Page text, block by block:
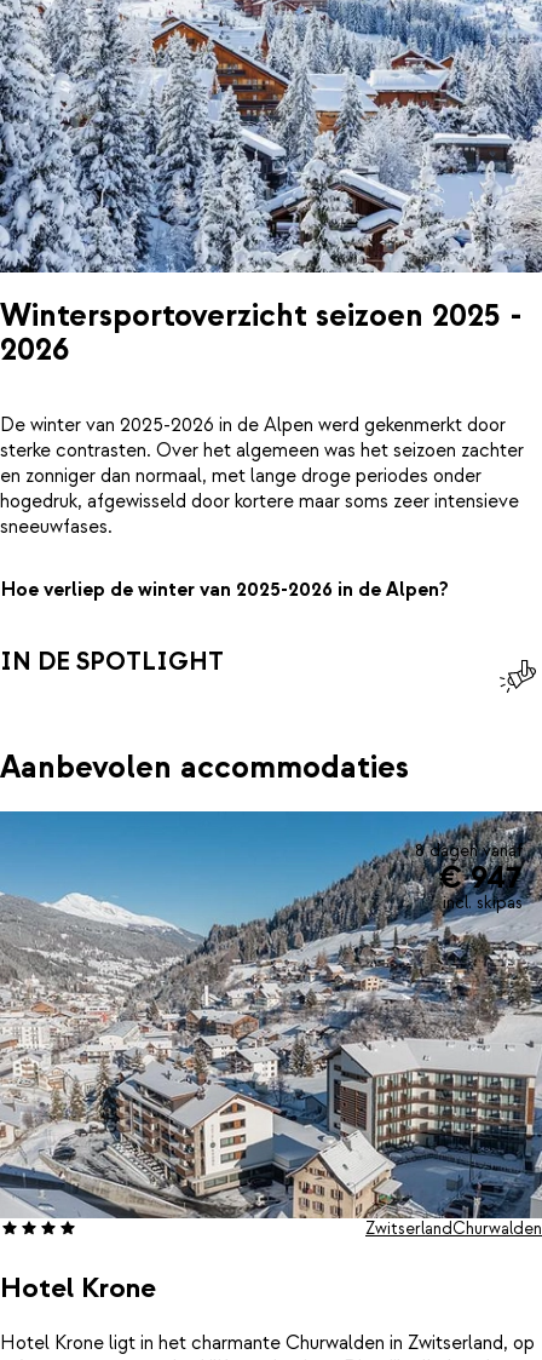
Wintersportoverzicht seizoen 2025 -
2026
De winter van 2025-2026 in de Alpen werd gekenmerkt door
sterke contrasten. Over het algemeen was het seizoen zachter
en zonniger dan normaal, met lange droge periodes onder
hogedruk, afgewisseld door kortere maar soms zeer intensieve
sneeuwfases.
Hoe verliep de winter van 2025-2026 in de Alpen?
IN DE SPOTLIGHT
Aanbevolen accommodaties
8 dagen vanaf
€ 947
incl. skipas
Hotel Krone
ZwitserlandChurwalden
Hotel Krone ligt in het charmante Churwalden in Zwitserland, op